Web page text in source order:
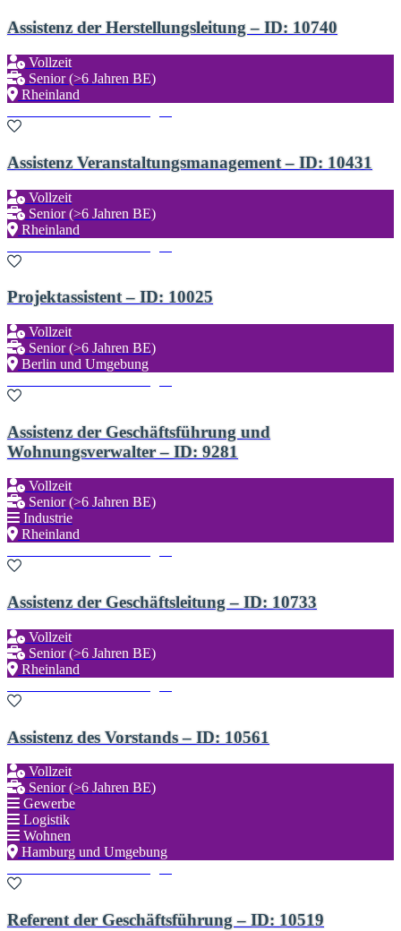
Assistenz der Herstellungsleitung – ID: 10740
Vollzeit
Senior (>6 Jahren BE)
Rheinland
Assistenz Veranstaltungsmanagement – ID: 10431
Vollzeit
Senior (>6 Jahren BE)
Rheinland
Projektassistent – ID: 10025
Vollzeit
Senior (>6 Jahren BE)
Berlin und Umgebung
Assistenz der Geschäftsführung und
Wohnungsverwalter – ID: 9281
Vollzeit
Senior (>6 Jahren BE)
Industrie
Rheinland
Assistenz der Geschäftsleitung – ID: 10733
Vollzeit
Senior (>6 Jahren BE)
Rheinland
Assistenz des Vorstands – ID: 10561
Vollzeit
Senior (>6 Jahren BE)
Gewerbe
Logistik
Wohnen
Hamburg und Umgebung
Referent der Geschäftsführung – ID: 10519